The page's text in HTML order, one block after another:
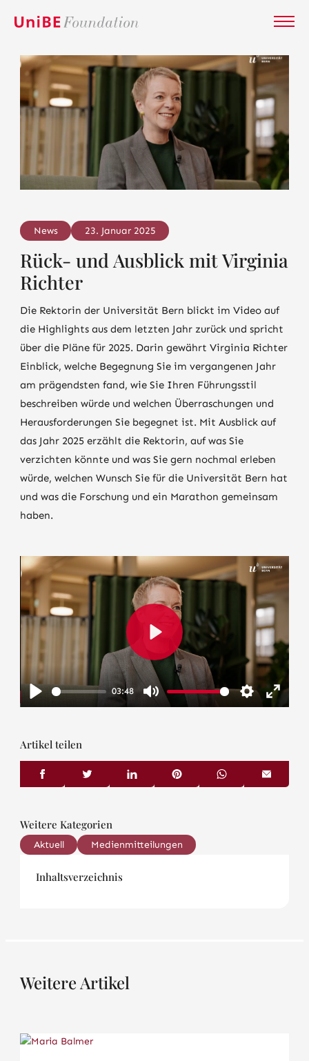
News 23. Januar 2025
Rück- und Ausblick mit Virginia
Richter
Die Rektorin der Universität Bern blickt im Video auf
die Highlights aus dem letzten Jahr zurück und spricht
über die Pläne für 2025. Darin gewährt Virginia Richter
Einblick, welche Begegnung Sie im vergangenen Jahr
am prägendsten fand, wie Sie Ihren Führungsstil
beschreiben würde und welchen Überraschungen und
Herausforderungen Sie begegnet ist. Mit Ausblick auf
das Jahr 2025 erzählt die Rektorin, auf was Sie
verzichten könnte und was Sie gern nochmal erleben
würde, welchen Wunsch Sie für die Universität Bern hat
und was die Forschung und ein Marathon gemeinsam
haben.
Play
03:48
Mute Settings
Enter
Artikel teilen
Weitere Kategorien
Aktuell Medienmitteilungen
Inhaltsverzeichnis
Weitere Artikel